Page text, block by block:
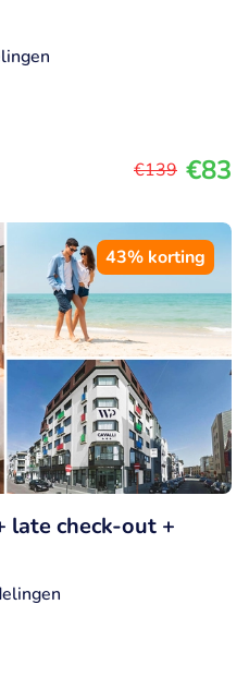
€139 €83
43% korting
late check-out +